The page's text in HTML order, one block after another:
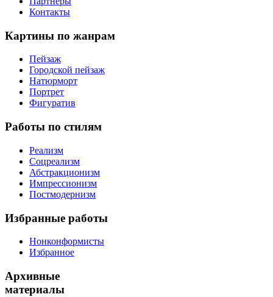
Контакты
Картины по жанрам
Пейзаж
Городской пейзаж
Натюрморт
Портрет
Фигуратив
Работы по стилям
Реализм
Соцреализм
Абстракционизм
Импрессионизм
Постмодернизм
Избранные работы
Нонконформисты
Избранное
Архивные
материалы